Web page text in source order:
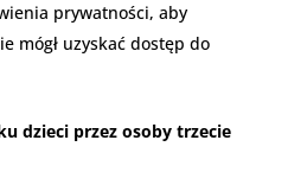
prywatności, aby
mógł uzyskać dostęp do
dzieci przez osoby trzecie